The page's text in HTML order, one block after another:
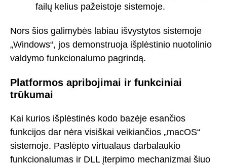
failų kelius pažeistoje sistemoje.
Nors šios galimybės labiau išvystytos sistemoje
„Windows“, jos demonstruoja išplėstinio nuotolinio
valdymo funkcionalumo pagrindą.
Platformos apribojimai ir funkciniai
trūkumai
Kai kurios išplėstinės kodo bazėje esančios
funkcijos dar nėra visiškai veikiančios „macOS“
sistemoje. Paslėpto virtualaus darbalaukio
funkcionalumas ir DLL įterpimo mechanizmai šiuo